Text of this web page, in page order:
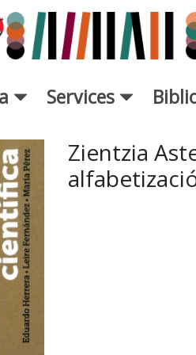
Services
Livres -
Zientzia